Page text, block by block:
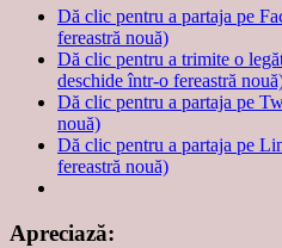
Dă clic pentru a partaja pe
fereastră nouă)
Dă clic pentru a trimite o
deschide într-o fereastră
Dă clic pentru a partaja pe
nouă)
Dă clic pentru a partaja pe
fereastră nouă)
Apreciază: